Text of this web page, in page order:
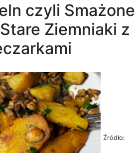
czyli Smażone
Ziemniaki z
Źródło: